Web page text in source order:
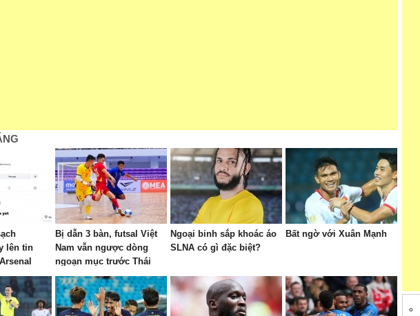
lên tin
Bị dẫn 3 bàn, futsal Việt
Nam vẫn ngược dòng
ngoạn mục trước Thái
Lan
Ngoại binh sắp khoác áo
SLNA có gì đặc biệt?
Bất ngờ với Xuân Mạnh